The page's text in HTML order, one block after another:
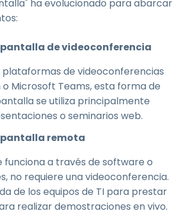
ha evolucionado para abarcar
de videoconferencia
plataformas de videoconferencias
Microsoft Teams, esta forma de
se utiliza principalmente
o seminarios web.
remota
funciona a través de software o
no requiere una videoconferencia.
de los equipos de TI para prestar
realizar demostraciones en vivo.